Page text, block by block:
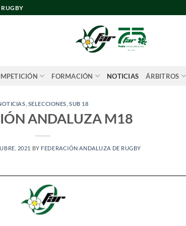
FORMACIÓN NOTICIAS ÁRBITROS
SELECCIONES ,SUB 18
ANDALUZA M18
2021 BY FEDERACIÓN ANDALUZA DE RUGBY